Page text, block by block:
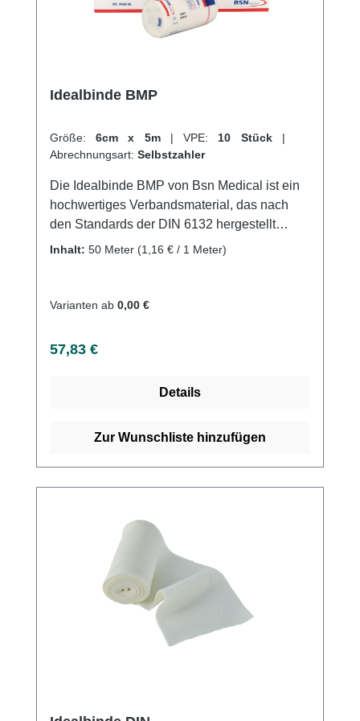
Idealbinde BMP
Größe: 6cm x 5m | VPE: 10 Stück |
Abrechnungsart: Selbstzahler
Die Idealbinde BMP von Bsn Medical ist ein
hochwertiges Verbandsmaterial, das nach
den Standards der DIN 6132 hergestellt
wurde. Sie ist luftdurchlässig, nicht
der Phlebologie und Lymphologie macht. Die
Baumwollstruktur sorgt für angenehmen
sowohl zur prä-, intra- und postoperativen
und Entlasten bei Distorsionen, Kontusionen
ihre hohe Qualität und Vielseitigkeit ist die
Idealbinde BMP ein unverzichtbares
Hilfsmittel im medizinischen Alltag. Weitere
Informationen des Herstellers Kaufen Sie jetzt
Idealbinde BMP online bei uns und profitieren
Sie von unserem schnellen Versand und
unserem hervorragenden Kundenservice.
Inhalt: 50 Meter (1,16 € / 1 Meter)
Varianten ab 0,00 €
Regulärer Preis:
57,83 €
Details
Zur Wunschliste hinzufügen